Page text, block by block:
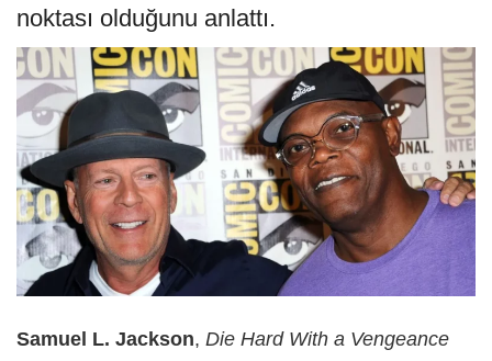
noktası olduğunu anlattı.
Samuel L. Jackson, Die Hard With a Vengeance